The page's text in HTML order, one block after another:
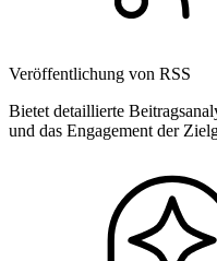
Veröffentlichung von RSS
Bietet detaillierte
und das Engagement der